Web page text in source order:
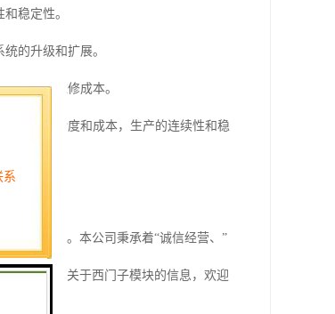
稳定性。
的升级和扩展。
障率和维修成本。
护的复杂度和成本，生产的连续性和稳
解决方案。本公司秉承着“诚信经营、”
您需要多关于西门子模块的信息，欢迎